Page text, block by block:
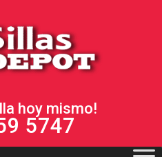
hoy mismo!
5747